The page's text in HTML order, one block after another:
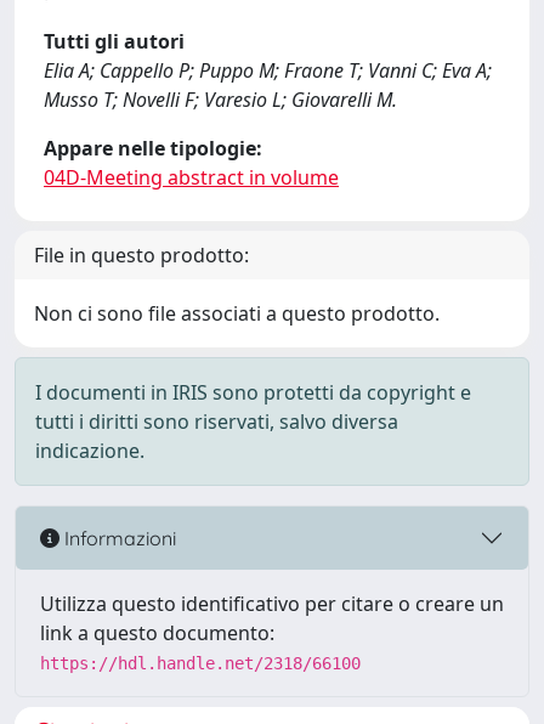
Tutti gli autori
Elia A; Cappello P; Puppo M; Fraone T; Vanni C; Eva A;
Musso T; Novelli F; Varesio L; Giovarelli M.
Appare nelle tipologie:
04D-Meeting abstract in volume
File in questo prodotto:
Non ci sono file associati a questo prodotto.
I documenti in IRIS sono protetti da copyright e
tutti i diritti sono riservati, salvo diversa
indicazione.
Informazioni
Utilizza questo identificativo per citare o creare un
link a questo documento:
https://hdl.handle.net/2318/66100